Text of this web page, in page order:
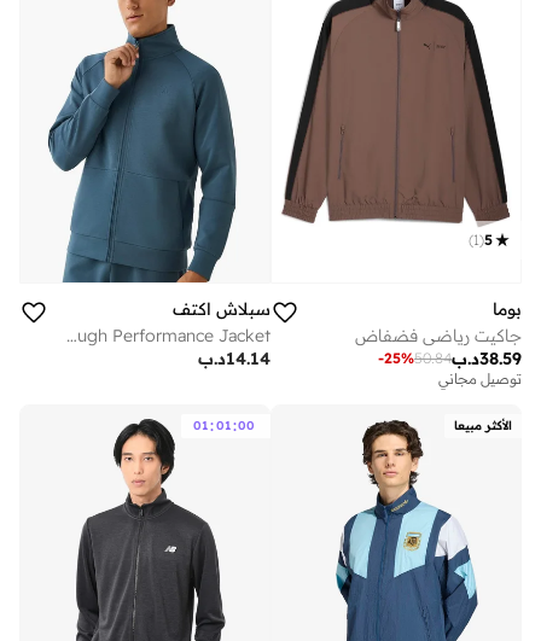
5
(
1
)
بوما
جاكيت رياضي فضفاض
د.ب38.59
50.84
-25%
توصيل مجاني
سبلاش اكتف
Men Zip-Through Performance Jacket
د.ب14.14
الأكثر مبيعا 01:01:00